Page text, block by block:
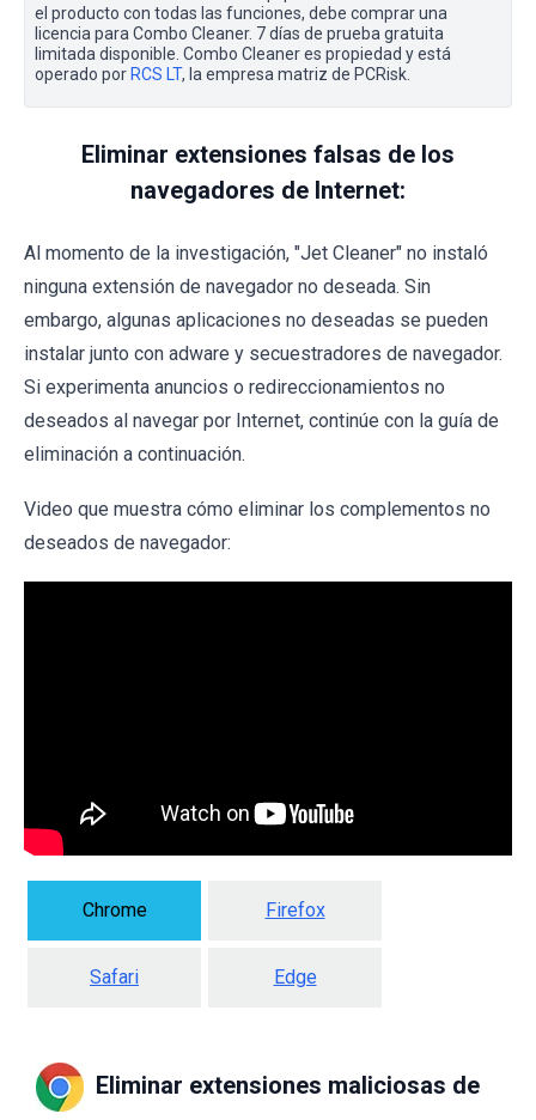
el producto con todas las funciones, debe comprar una
licencia para Combo Cleaner. 7 días de prueba gratuita
limitada disponible. Combo Cleaner es propiedad y está
operado por RCS LT, la empresa matriz de PCRisk.
Eliminar extensiones falsas de los
navegadores de Internet:
Al momento de la investigación, "Jet Cleaner" no instaló
ninguna extensión de navegador no deseada. Sin
embargo, algunas aplicaciones no deseadas se pueden
instalar junto con adware y secuestradores de navegador.
Si experimenta anuncios o redireccionamientos no
deseados al navegar por Internet, continúe con la guía de
eliminación a continuación.
Video que muestra cómo eliminar los complementos no
deseados de navegador:
Chrome Firefox
Safari Edge
Eliminar extensiones maliciosas de